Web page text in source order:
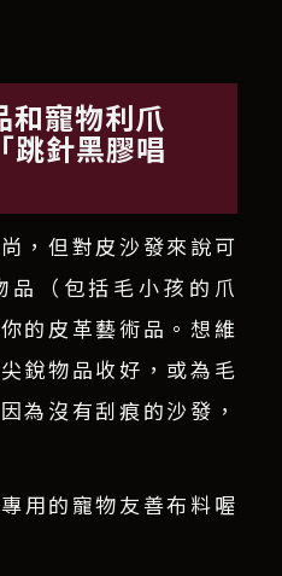
和寵物利爪
跳針黑膠唱
，但對皮沙發來說可
品（包括毛小孩的爪
的皮革藝術品。想維
銳物品收好，或為毛
為沒有刮痕的沙發，
用的寵物友善布料喔